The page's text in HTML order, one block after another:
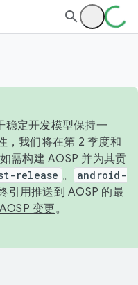
稳定开发模型保持一
，我们将在第 2 季度和
需构建 AOSP 并为其贡
release 。
android-
引用推送到 AOSP 的最
AOSP 变更。